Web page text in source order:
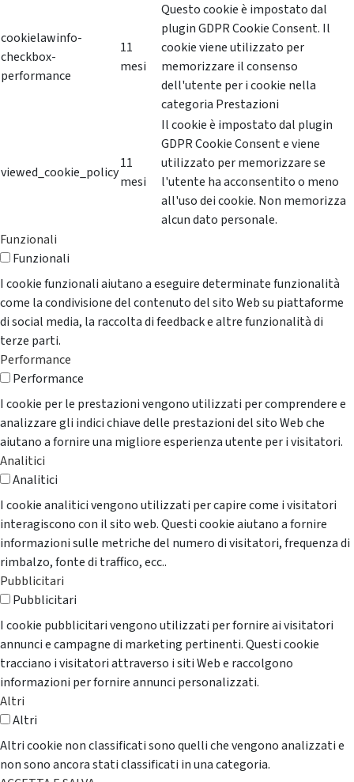
cookielawinfo-
checkbox-
performance
11
mesi
Questo cookie è impostato dal
plugin GDPR Cookie Consent. Il
cookie viene utilizzato per
memorizzare il consenso
dell'utente per i cookie nella
categoria Prestazioni
viewed_cookie_policy
11
mesi
Il cookie è impostato dal plugin
GDPR Cookie Consent e viene
utilizzato per memorizzare se
l'utente ha acconsentito o meno
all'uso dei cookie. Non memorizza
alcun dato personale.
Funzionali
Funzionali
I cookie funzionali aiutano a eseguire determinate funzionalità
come la condivisione del contenuto del sito Web su piattaforme
di social media, la raccolta di feedback e altre funzionalità di
terze parti.
Performance
Performance
I cookie per le prestazioni vengono utilizzati per comprendere e
analizzare gli indici chiave delle prestazioni del sito Web che
aiutano a fornire una migliore esperienza utente per i visitatori.
Analitici
Analitici
I cookie analitici vengono utilizzati per capire come i visitatori
interagiscono con il sito web. Questi cookie aiutano a fornire
informazioni sulle metriche del numero di visitatori, frequenza di
rimbalzo, fonte di traffico, ecc..
Pubblicitari
Pubblicitari
I cookie pubblicitari vengono utilizzati per fornire ai visitatori
annunci e campagne di marketing pertinenti. Questi cookie
tracciano i visitatori attraverso i siti Web e raccolgono
informazioni per fornire annunci personalizzati.
Altri
Altri
Altri cookie non classificati sono quelli che vengono analizzati e
non sono ancora stati classificati in una categoria.